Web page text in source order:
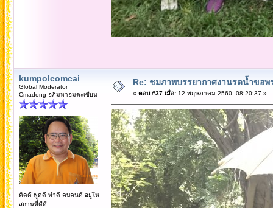
kumpolcomcai
Global Moderator
Cmadong อภิมหาอมตะเซียน
คิดดี พูดดี ทำดี คบคนดี อยู่ใน
สถานที่ดีดี
Re: ชมภาพบรรยากาศงานรดน้ำขอ
« ตอบ #37 เมื่อ:12 พฤษภาคม 2560, 08:20:37 »